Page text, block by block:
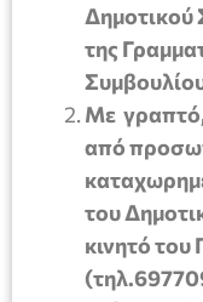
Δημοτικού
της
Με
από
του
κινητό